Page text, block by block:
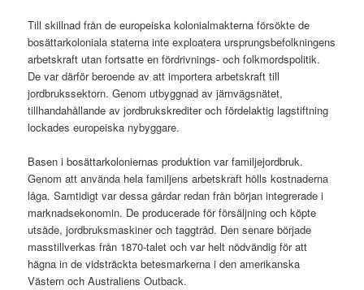
Till skillnad från de europeiska kolonialmakterna försökte de
bosättarkoloniala staterna inte exploatera ursprungsbefolkningens
arbetskraft utan fortsatte en fördrivnings- och folkmordspolitik.
De var därför beroende av att importera arbetskraft till
jordbrukssektorn. Genom utbyggnad av järnvägsnätet,
tillhandahållande av jordbrukskrediter och fördelaktig lagstiftning
lockades europeiska nybyggare.
Basen i bosättarkoloniernas produktion var familjejordbruk.
Genom att använda hela familjens arbetskraft hölls kostnaderna
låga. Samtidigt var dessa gårdar redan från början integrerade i
marknadsekonomin. De producerade för försäljning och köpte
utsäde, jordbruksmaskiner och taggtråd. Den senare började
masstillverkas från 1870-talet och var helt nödvändig för att
hägna in de vidsträckta betesmarkerna i den amerikanska
Västern och Australiens Outback.